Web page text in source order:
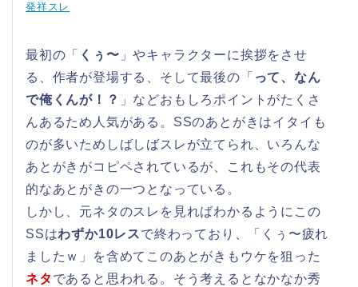
発祥スレ
最初の「 くぅ〜 」やキャラクターに挨拶をさせ
る、作者が登場する、そして最後の「 って、なん
で俺くんが！？ 」などおもしろポイントがたくさ
んあるため人気がある。SSのあとがきはイタイも
のが多いためしばしばスレが立てられ、いろんな
あとがきがコピペされているが、これもその代表
的なあとがきの一つとなっている。
しかし、元ネタのスレを見ればわかるようにこの
SSはわずか10レスで終わっており、「くぅ〜疲れ
ましたｗ」を含めてこのあとがきもウケを狙った
ネタ であると思われる。そう考えるとなかなか秀